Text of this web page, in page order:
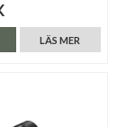
LÄS MER